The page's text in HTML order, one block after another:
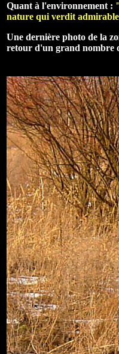
Quant à l'environnement :
nature qui verdit
Une dernière photo de la
retour d'un grand nombre